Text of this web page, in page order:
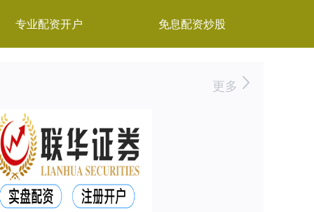
专业配资开户 免息配资炒股
更多